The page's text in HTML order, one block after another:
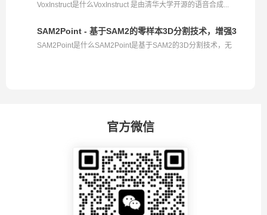
VoxInstruct是什么VoxInstruct 是由清华大学开源的语音合成...
SAM2Point - 基于SAM2的零样本3D分割技术，增强3D分割
SAM2Point是什么SAM2Point是基于SAM2的3D分割技术，无
官方微信